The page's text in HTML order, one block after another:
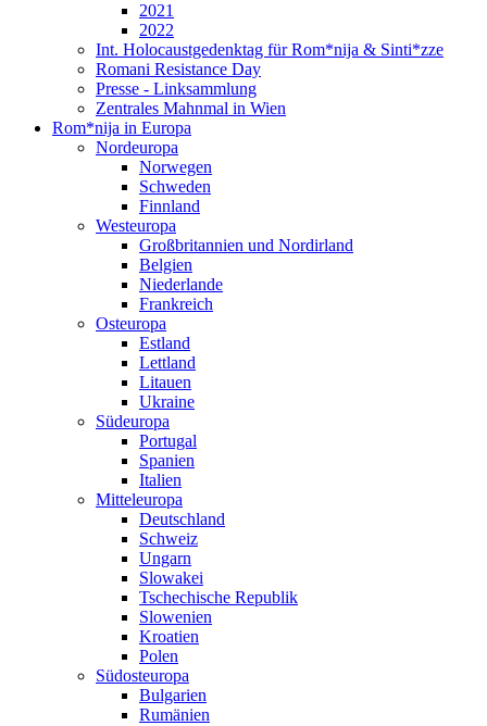
2021
2022
Int. Holocaustgedenktag für Rom*nija & Sinti*zze
Romani Resistance Day
Presse - Linksammlung
Zentrales Mahnmal in Wien
Rom*nija in Europa
Nordeuropa
Norwegen
Schweden
Finnland
Westeuropa
Großbritannien und Nordirland
Belgien
Niederlande
Frankreich
Osteuropa
Estland
Lettland
Litauen
Ukraine
Südeuropa
Portugal
Spanien
Italien
Mitteleuropa
Deutschland
Schweiz
Ungarn
Slowakei
Tschechische Republik
Slowenien
Kroatien
Polen
Südosteuropa
Bulgarien
Rumänien